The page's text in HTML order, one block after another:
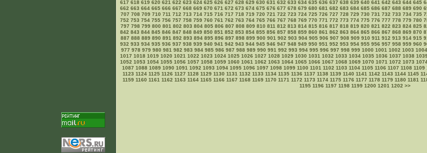
617 618 619 620 621 622 623 624 625 626 627 628 629 630 631 632 633 634 635 636 637 638 639 640 641 642 643 644 645
662 663 664 665 666 667 668 669 670 671 672 673 674 675 676 677 678 679 680 681 682 683 684 685 686 687 688 689 690
707 708 709 710 711 712 713 714 715 716 717 718 719 720 721 722 723 724 725 726 727 728 729 730 731 732 733 734 735
752 753 754 755 756 757 758 759 760 761 762 763 764 765 766 767 768 769 770 771 772 773 774 775 776 777 778 779 780
797 798 799 800 801 802 803 804 805 806 807 808 809 810 811 812 813 814 815 816 817 818 819 820 821 822 823 824 825
842 843 844 845 846 847 848 849 850 851 852 853 854 855 856 857 858 859 860 861 862 863 864 865 866 867 868 869 870
887 888 889 890 891 892 893 894 895 896 897 898 899 900 901 902 903 904 905 906 907 908 909 910 911 912 913 914 915
932 933 934 935 936 937 938 939 940 941 942 943 944 945 946 947 948 949 950 951 952 953 954 955 956 957 958 959 960
977 978 979 980 981 982 983 984 985 986 987 988 989 990 991 992 993 994 995 996 997 998 999 1000 1001 1002 1003 1004
1017 1018 1019 1020 1021 1022 1023 1024 1025 1026 1027 1028 1029 1030 1031 1032 1033 1034 1035 1036 1037 1038 1039
1052 1053 1054 1055 1056 1057 1058 1059 1060 1061 1062 1063 1064 1065 1066 1067 1068 1069 1070 1071 1072 1073
1087 1088 1089 1090 1091 1092 1093 1094 1095 1096 1097 1098 1099 1100 1101 1102 1103 1104 1105 1106 1107 1108 1109
1123 1124 1125 1126 1127 1128 1129 1130 1131 1132 1133 1134 1135 1136 1137 1138 1139 1140 1141 1142 1143 1144 1145
1159 1160 1161 1162 1163 1164 1165 1166 1167 1168 1169 1170 1171 1172 1173 1174 1175 1176 1177 1178 1179 1180 1181
1195 1196 1197 1198 1199 1200 1201 1202 >>